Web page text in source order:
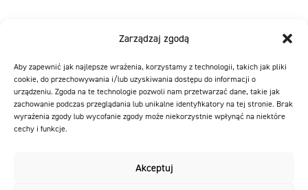
Zarządzaj zgodą
Aby zapewnić jak najlepsze wrażenia, korzystamy z technologii, takich jak pliki
cookie, do przechowywania i/lub uzyskiwania dostępu do informacji o
urządzeniu. Zgoda na te technologie pozwoli nam przetwarzać dane, takie jak
zachowanie podczas przeglądania lub unikalne identyfikatory na tej stronie. Brak
wyrażenia zgody lub wycofanie zgody może niekorzystnie wpłynąć na niektóre
cechy i funkcje.
Akceptuj
przemieszczania się rowerami miejskimi przy zachowaniu
zakażenia operator systemu – Nextbike Polska – będzie prowadził
dezynfekcję newralgicznych elementów rowerów jak kierownice,
siodełka, linki, manetki oraz terminale. Jednoślady będą
dezynfekowane przynajmniej dwa razy dziennie w ramach
operatorem jest Nextbike Polska. Zachęcamy także użytkowników